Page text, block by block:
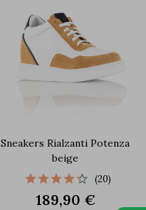
Sneakers Rialzanti Potenza
beige
(20)
189,90 €